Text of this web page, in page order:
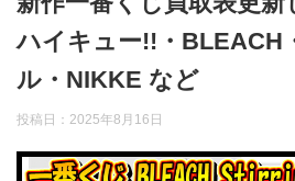
ハイキュー!!・BLEACH
ル・NIKKE など
投稿日： 2025年8月16日